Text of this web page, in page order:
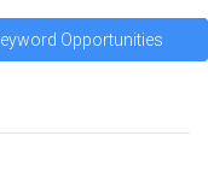
Opportunities